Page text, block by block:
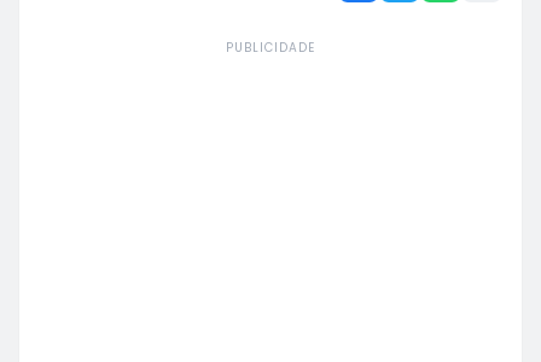
PUBLICIDADE